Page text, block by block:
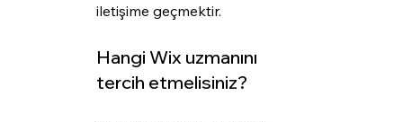
iletişime geçmektir.
Hangi Wix uzmanını
tercih etmelisiniz?